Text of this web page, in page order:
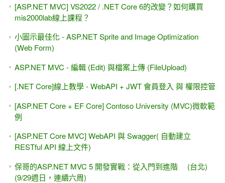
[ASP.NET MVC] VS2022 / .NET Core 6的改變？如何購買
mis2000lab線上課程？
小圖示最佳化 - ASP.NET Sprite and Image Optimization
(Web Form)
ASP.NET MVC - 編輯 (Edit) 與檔案上傳 (FileUpload)
[.NET Core]線上教學 - WebAPI + JWT 會員登入 與 權限控管
[ASP.NET Core + EF Core] Contoso University (MVC)微軟範
例
[ASP.NET Core MVC] WebAPI 與 Swagger( 自動建立
RESTful API 線上文件)
保哥的ASP.NET MVC 5 開發實戰：從入門到進階 (台北)
(9/29週日，連續六周)